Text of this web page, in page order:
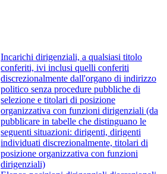
Incarichi dirigenziali, a qualsiasi titolo
conferiti, ivi inclusi quelli conferiti
discrezionalmente dall'organo di indirizzo
politico senza procedure pubbliche di
selezione e titolari di posizione
organizzativa con funzioni dirigenziali (da
pubblicare in tabelle che distinguano le
seguenti situazioni: dirigenti, dirigenti
individuati discrezionalmente, titolari di
posizione organizzativa con funzioni
dirigenziali)